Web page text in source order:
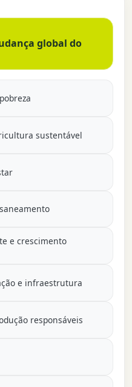
global do
sustentável
e crescimento
e infraestrutura
responsáveis